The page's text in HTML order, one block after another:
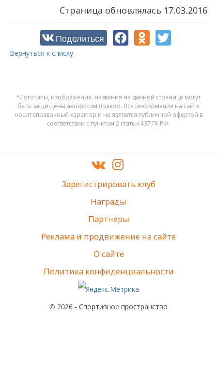
Страница обновлялась 17.03.2016
Поделиться
Вернуться к списку
*Логотипы, изображения, названия на данной странице могут
быть защищены авторским правом. Вся информация на сайте
носит справочный характер и не является публичной офертой в
соответствии с пунктом 2 статьи 437 ГК РФ.
Зарегистрировать клуб
Награды
Партнеры
Реклама и продвижение на сайте
О сайте
Политика конфиденциальности
© 2026 - Спортивное пространство